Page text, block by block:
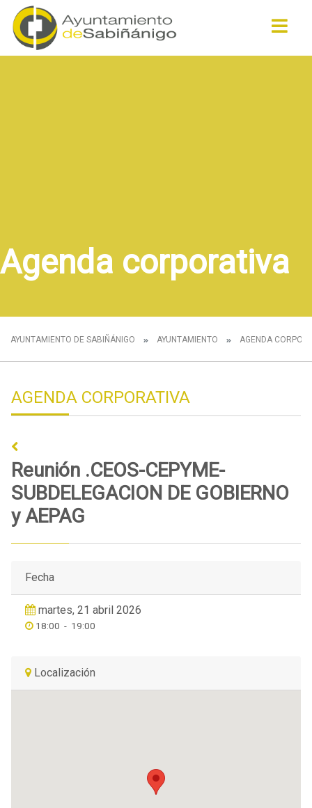
Agenda corporativa
AYUNTAMIENTO DE SABIÑÁNIGO AYUNTAMIENTO AGENDA
AGENDA CORPORATIVA
Reunión .CEOS-CEPYME-
SUBDELEGACION DE GOBIERNO
y AEPAG
Fecha
martes, 21 abril 2026
18:00 - 19:00
Localización